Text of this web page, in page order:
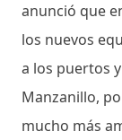
anunció que
los nuevos
a los puertos
Manzanillo,
mucho más